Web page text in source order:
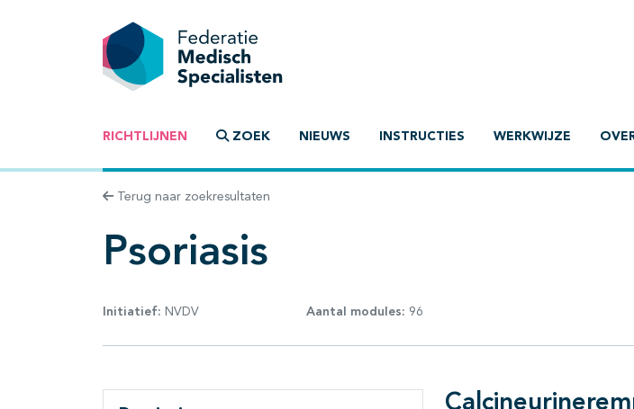
RICHTLIJNEN ZOEK NIEUWS INSTRUCTIES WERKWIJZE
Terug naar zoekresultaten
Psoriasis
Initiatief: NVDV Aantal modules: 96